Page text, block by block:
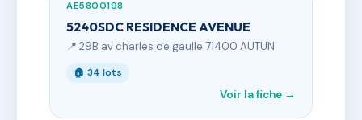
AE5800198
5240SDC RESIDENCE AVENUE
📍 29B av charles de gaulle 71400 AUTUN
🏠 34 lots
Voir la fiche →